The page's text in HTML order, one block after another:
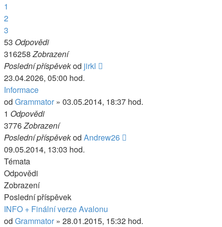
1
2
3
53 Odpovědi
316258Zobrazení
Poslední příspěvekod jirkl
23.04.2026, 05:00 hod.
Informace
od Grammator » 03.05.2014, 18:37 hod.
1 Odpovědi
3776Zobrazení
Poslední příspěvekod Andrew26
09.05.2014, 13:03 hod.
Témata
Odpovědi
Zobrazení
Poslední příspěvek
INFO + Finální verze Avalonu
od Grammator » 28.01.2015, 15:32 hod.